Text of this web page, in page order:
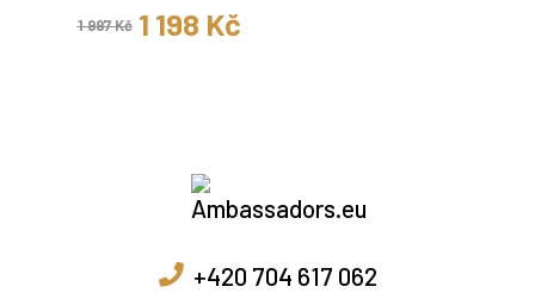
1 997 Kč 1 198 Kč
+420 704 617 062